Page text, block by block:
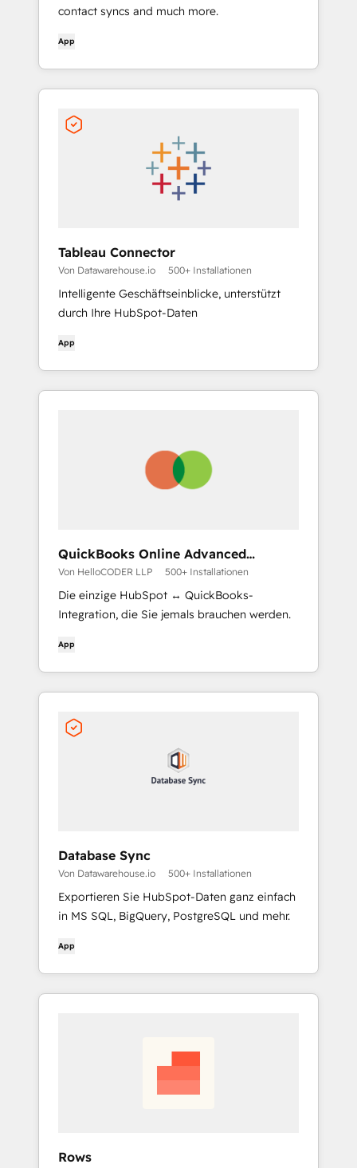
contact syncs and much more.
App
Tableau Connector
Von Datawarehouse.io 500+ Installationen
Intelligente Geschäftseinblicke, unterstützt
durch Ihre HubSpot-Daten
App
QuickBooks Online Advanced
Automation
Von HelloCODER LLP 500+ Installationen
Die einzige HubSpot ↔ QuickBooks-
Integration, die Sie jemals brauchen werden.
App
Database Sync
Von Datawarehouse.io 500+ Installationen
Exportieren Sie HubSpot-Daten ganz einfach
in MS SQL, BigQuery, PostgreSQL und mehr.
App
Rows